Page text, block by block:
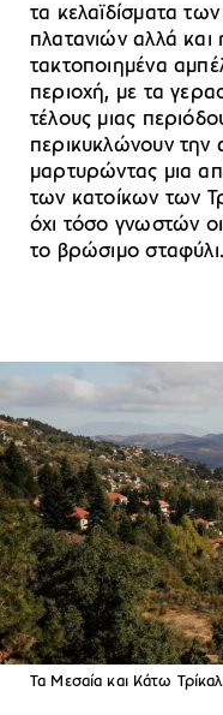
τα κελαϊδίσματα
πλατανιών αλλά και
τακτοποιημένα
περιοχή, με τα
τέλους μιας
περικυκλώνουν την
μαρτυρώντας μια
των κατοίκων των
όχι τόσο γνωστών
το βρώσιμο σταφύλι.
Τα Μεσαία και Κάτω